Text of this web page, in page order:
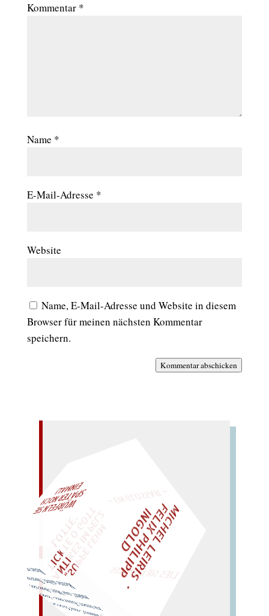
Kommentar *
Name *
E-Mail-Adresse *
Website
Name, E-Mail-Adresse und Website in diesem
Browser für meinen nächsten Kommentar
speichern.
Kommentar abschicken
„
S
U
P
P
E
L
E
H
M
A
N
T
I
K
E
S
I
M
P
E
L
Z T
I
C
K
T
E
O
G
O
T
T L
O
T
T
E
"
zu teuer; Euter neu – drum
Mut! (Rute ruht,
Rente nährt, Turm trennt,
Reue murrt.) M
I
C
H
E
L
L
E
I
R
I
S
・
F
E
L
I
X
P
H
I
L
I
P
P
I
N
G
O
L
DLIES SIR LEIRIS LEIS
AL!